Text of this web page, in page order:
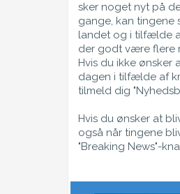
sker noget nyt på
gange, kan tingene
landet og i tilfælde
der godt være flere
Hvis du ikke ønsker
dagen i tilfælde af
tilmeld dig
Hvis du ønsker at
også når tingene
"Breaking News"-